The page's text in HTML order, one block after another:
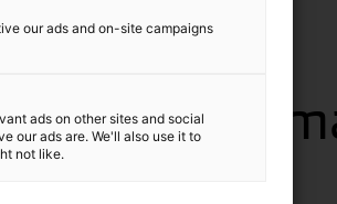
our ads and on-site campaigns
ads on other sites and social
our ads are. We'll also use it to
not like.